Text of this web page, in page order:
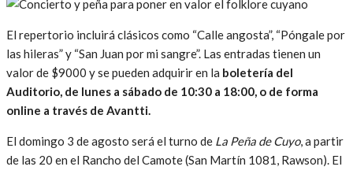
El repertorio incluirá clásicos como “Calle angosta”, “Póngale por
las hileras” y “San Juan por mi sangre”. Las entradas tienen un
valor de $9000 y se pueden adquirir en la boletería del
Auditorio, de lunes a sábado de 10:30 a 18:00, o de forma
online a través de Avantti.
El domingo 3 de agosto será el turno de La Peña de Cuyo, a partir
de las 20 en el Rancho del Camote (San Martín 1081, Rawson). El